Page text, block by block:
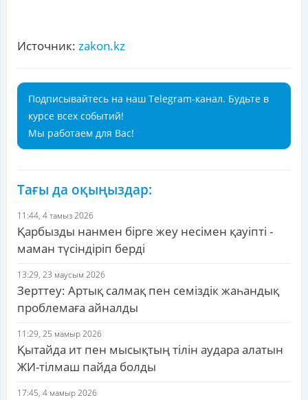
Источник: zakon.kz
Подписывайтесь на наш Telegram-канал. Будьте в
курсе всех событий!
Мы работаем для Вас!
Тағы да оқыңыздар:
11:44, 4 тамыз 2026
Қарбызды нанмен бірге жеу несімен қауіпті -
маман түсіндіріп берді
13:29, 23 маусым 2026
Зерттеу: Артық салмақ пен семіздік жаһандық
проблемаға айналды
11:29, 25 мамыр 2026
Қытайда ит пен мысықтың тілін аудара алатын
ЖИ-тілмаш пайда болды
17:45, 4 мамыр 2026